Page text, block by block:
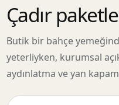
Çadır
Butik bir bahçe
yeterliyken, kurumsal
aydınlatma ve yan